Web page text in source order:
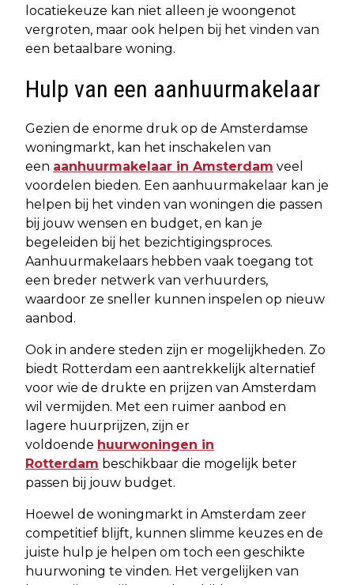
locatiekeuze kan niet alleen je woongenot
vergroten, maar ook helpen bij het vinden van
een betaalbare woning.
Hulp van een aanhuurmakelaar
Gezien de enorme druk op de Amsterdamse
woningmarkt, kan het inschakelen van
een aanhuurmakelaar in Amsterdam veel
voordelen bieden. Een aanhuurmakelaar kan je
helpen bij het vinden van woningen die passen
bij jouw wensen en budget, en kan je
begeleiden bij het bezichtigingsproces.
Aanhuurmakelaars hebben vaak toegang tot
een breder netwerk van verhuurders,
waardoor ze sneller kunnen inspelen op nieuw
aanbod.
Ook in andere steden zijn er mogelijkheden. Zo
biedt Rotterdam een aantrekkelijk alternatief
voor wie de drukte en prijzen van Amsterdam
wil vermijden. Met een ruimer aanbod en
lagere huurprijzen, zijn er
voldoende huurwoningen in
Rotterdam beschikbaar die mogelijk beter
passen bij jouw budget.
Hoewel de woningmarkt in Amsterdam zeer
competitief blijft, kunnen slimme keuzes en de
juiste hulp je helpen om toch een geschikte
huurwoning te vinden. Het vergelijken van